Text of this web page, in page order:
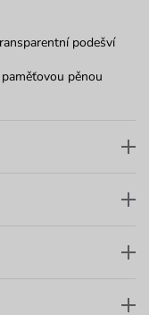
podešví
pěnou